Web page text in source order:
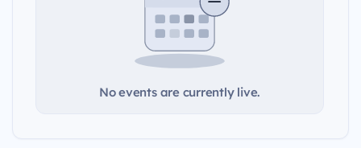
No events are currently live.